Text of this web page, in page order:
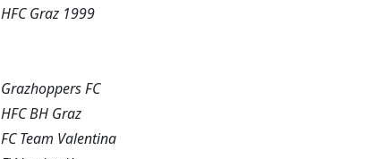
HFC Graz 1999
Grazhoppers FC
HFC BH Graz
FC Team Valentina